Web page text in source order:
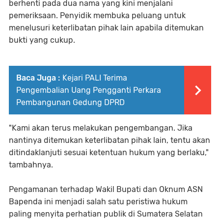
berhenti pada dua nama yang kini menjalani
pemeriksaan. Penyidik membuka peluang untuk
menelusuri keterlibatan pihak lain apabila ditemukan
bukti yang cukup.
Baca Juga : Kejari PALI Terima
Pengembalian Uang Pengganti Perkara
Pembangunan Gedung DPRD
"Kami akan terus melakukan pengembangan. Jika
nantinya ditemukan keterlibatan pihak lain, tentu akan
ditindaklanjuti sesuai ketentuan hukum yang berlaku,"
tambahnya.
Pengamanan terhadap Wakil Bupati dan Oknum ASN
Bapenda ini menjadi salah satu peristiwa hukum
paling menyita perhatian publik di Sumatera Selatan